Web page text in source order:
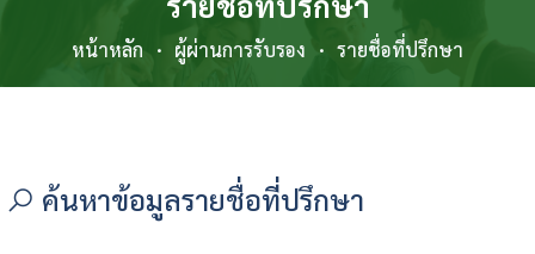
หน้าหลัก ผู้ผ่านการรับรอง รายชื่อที่ปรึกษา
ค้นหาข้อมูลรายชื่อที่ปรึกษา